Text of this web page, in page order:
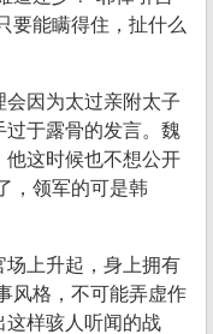
要能瞒得住，扯什么
因为太过亲附太子
于露骨的发言。魏
他这时候也不想公开
，领军的可是韩
场上升起，身上拥有
风格，不可能弄虚作
这样骇人听闻的战